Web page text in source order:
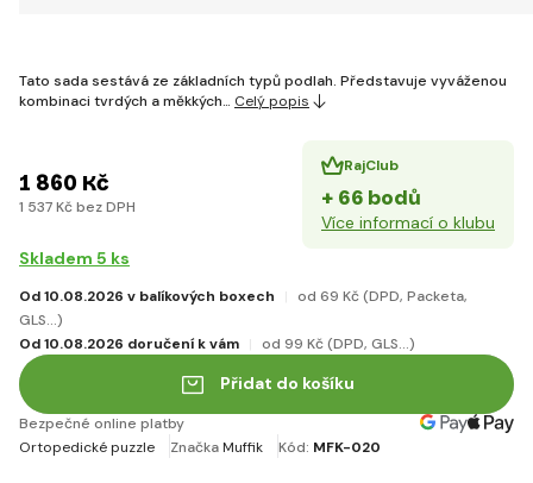
Tato sada sestává ze základních typů podlah. Představuje vyváženou
kombinaci tvrdých a měkkých… Celý popis
1 860 Kč
1 537 Kč bez DPH
RajClub
+ 66 bodů
Více informací o klubu
Skladem 5 ks
Od 10.08.2026 v balíkových boxech od 69 Kč(DPD, Packeta,
GLS...)
Od 10.08.2026 doručení k vám
od 99 Kč(DPD, GLS...)
Přidat do košíku
Bezpečné online platby
Ortopedické puzzle
ZnačkaMuffik Kód: MFK-020